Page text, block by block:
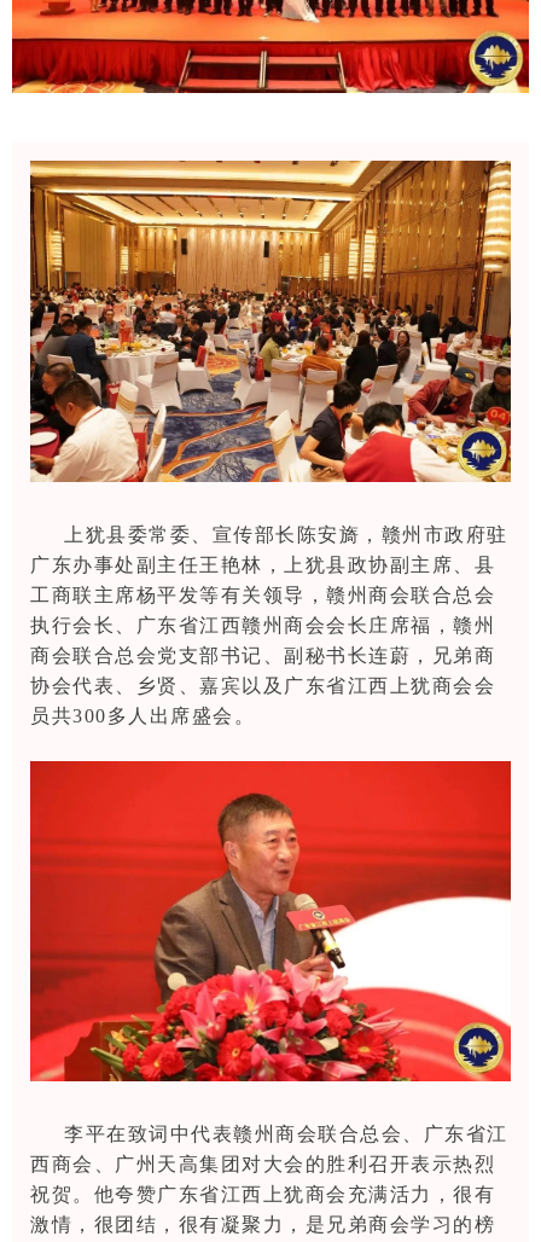
上犹县委常委、宣传部长陈安旖，赣州市政府驻
广东办事处副主任王艳林，上犹县政协副主席、县
工商联主席杨平发等有关领导，赣州商会联合总会
执行会长、广东省江西赣州商会会长庄席福，赣州
商会联合总会党支部书记、副秘书长连蔚，兄弟商
协会代表、乡贤、嘉宾以及广东省江西上犹商会会
员共300多人出席盛会。
李平在致词中代表赣州商会联合总会、广东省江
西商会、广州天高集团对大会的胜利召开表示热烈
祝贺。他夸赞广东省江西上犹商会充满活力，很有
激情，很团结，很有凝聚力，是兄弟商会学习的榜